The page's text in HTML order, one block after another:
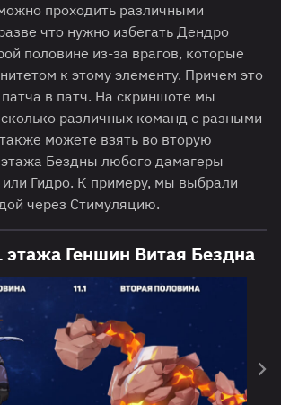
проходить различными
что нужно избегать Дендро
половине из-за врагов, которые
к этому элементу. Причем это
патча в патч. На скриншоте мы
различных команд с разными
можете взять во вторую
этажа Бездны любого дамагеры
или Гидро. К примеру, мы выбрали
через Стимуляцию.
этажа Геншин Витая Бездна